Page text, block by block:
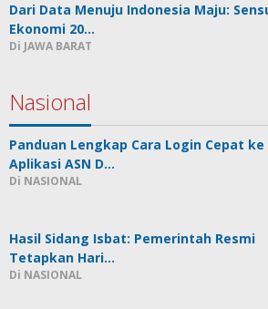
Dari Data Menuju Indonesia Maju:
Ekonomi 20…
Di JAWA BARAT
Nasional
Panduan Lengkap Cara Login Cepat ke
Aplikasi ASN D…
Di NASIONAL
Hasil Sidang Isbat: Pemerintah Resmi
Tetapkan Hari…
Di NASIONAL